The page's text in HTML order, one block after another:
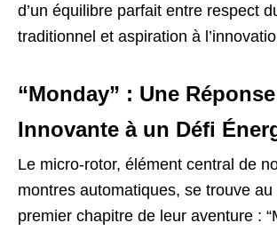
d’un équilibre parfait entre respect
traditionnel et aspiration à
“Monday” : Une Réponse
Innovante à un Défi
Le micro-rotor, élément central de
montres automatiques, se trouve
premier chapitre de leur aventure :